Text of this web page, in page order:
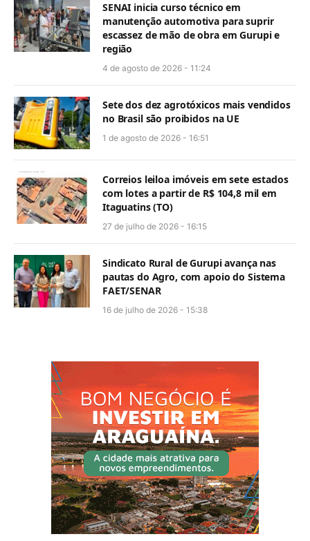
SENAI inicia curso técnico em
manutenção automotiva para suprir
escassez de mão de obra em Gurupi e
região
4 de agosto de 2026 - 11:24
Sete dos dez agrotóxicos mais vendidos
no Brasil são proibidos na UE
1 de agosto de 2026 - 16:51
Correios leiloa imóveis em sete estados
com lotes a partir de R$ 104,8 mil em
Itaguatins (TO)
27 de julho de 2026 - 16:15
Sindicato Rural de Gurupi avança nas
pautas do Agro, com apoio do Sistema
FAET/SENAR
16 de julho de 2026 - 15:38